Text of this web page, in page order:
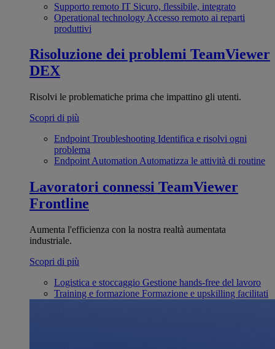
Supporto remoto IT Sicuro, flessibile, integrato
Operational technology Accesso remoto ai reparti
produttivi
Risoluzione dei problemi TeamViewer
DEX
Risolvi le problematiche prima che impattino gli utenti.
Scopri di più
Endpoint Troubleshooting Identifica e risolvi ogni
problema
Endpoint Automation Automatizza le attività di routine
Lavoratori connessi TeamViewer
Frontline
Aumenta l'efficienza con la nostra realtà aumentata
industriale.
Scopri di più
Logistica e stoccaggio Gestione hands-free del lavoro
Training e formazione Formazione e upskilling facilitati